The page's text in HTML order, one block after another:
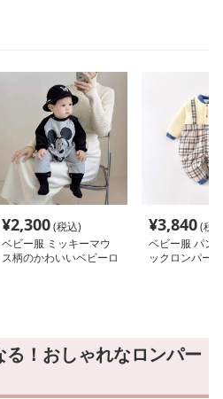
¥2,300(税込)
ベビー服 ミッキーマウ
ス柄のかわいいベビーロ
¥3,840(税
ベビー服 パン
ックロンパース
！おしゃれなロンパー